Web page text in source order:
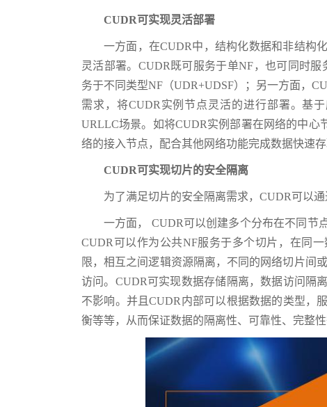
CUDR可实现灵活部署
一方面，在CUDR中，结构化数据和非结构
灵活部署。CUDR既可服务于单NF，也可同时
务于不同类型NF（UDR+UDSF）；另一方面，
需求，将CUDR实例节点灵活的进行部署。基
URLLC场景。如将CUDR实例部署在网络的中心
络的接入节点，配合其他网络功能完成数据快速
CUDR可实现切片的安全隔离
为了满足切片的安全隔离需求，CUDR可以
一方面， CUDR可以创建多个分布在不同节
CUDR可以作为公共NF服务于多个切片，在同
限，相互之间逻辑资源隔离，不同的网络切片间
访问。CUDR可实现数据存储隔离，数据访问隔
不影响。并且CUDR内部可以根据数据的类型，
衡等等，从而保证数据的隔离性、可靠性、完整性